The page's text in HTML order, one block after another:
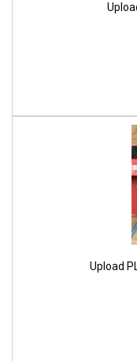
Upload